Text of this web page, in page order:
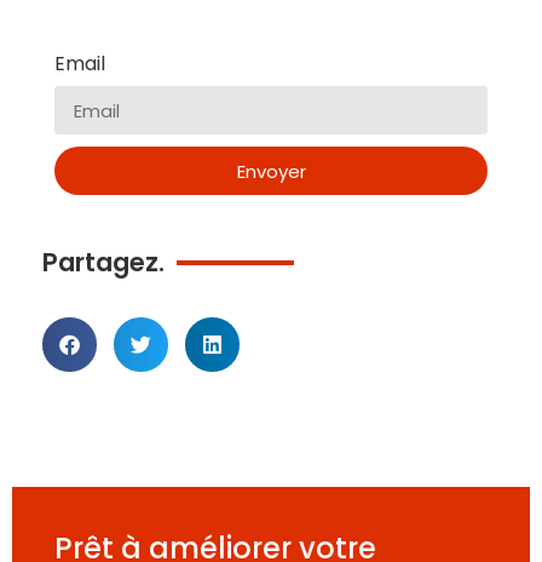
Email
Envoyer
Partagez.
Prêt à améliorer votre